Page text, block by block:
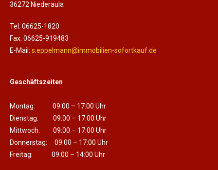
36272 Niederaula
Tel: 06625-1820
Fax: 06625-919483
E-Mail: s.eppelmann@immobilien-sofortkauf.de
Geschäftszeiten
Montag: 09:00 – 17:00 Uhr
Dienstag: 09:00 – 17:00 Uhr
Mittwoch: 09:00 – 17:00 Uhr
Donnerstag: 09:00 – 17:00 Uhr
Freitag: 09:00 – 14:00 Uhr